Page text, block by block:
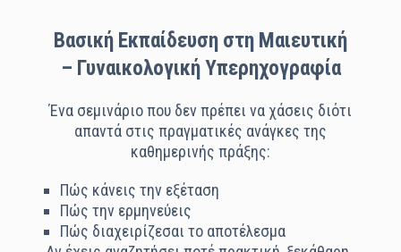
Βασική Εκπαίδευση στη Μαιευτική
– Γυναικολογική Υπερηχογραφία
Ένα σεμινάριο που δεν πρέπει να χάσεις διότι
απαντά στις πραγματικές ανάγκες της
καθημερινής πράξης:
Πώς κάνεις την εξέταση
Πώς την ερμηνεύεις
Πώς διαχειρίζεσαι το αποτέλεσμα